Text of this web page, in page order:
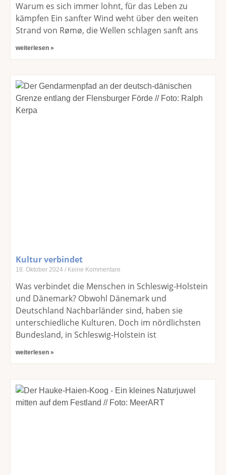
Warum es sich immer lohnt, für das Leben zu
kämpfen Ein sanfter Wind weht über den weiten
Strand von Rømø, die Wellen schlagen sanft ans
weiterlesen »
Kultur verbindet
18. Oktober 2024 Keine Kommentare
Was verbindet die Menschen in Schleswig-Holstein
und Dänemark? Obwohl Dänemark und
Deutschland Nachbarländer sind, haben sie
unterschiedliche Kulturen. Doch im nördlichsten
Bundesland, in Schleswig-Holstein ist
weiterlesen »